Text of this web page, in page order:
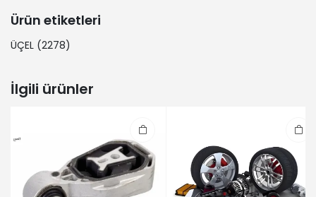
d (118.310) (Dizel) - 85 Kw 116 Ps |
2020-10-01 / -
MERCEDES-BENZ | CLA Shooting Brake
(X118) | CLA 220 d 4-matic (118.615)
Ürün etiketleri
ÜÇEL (2278)
İlgili ürünler